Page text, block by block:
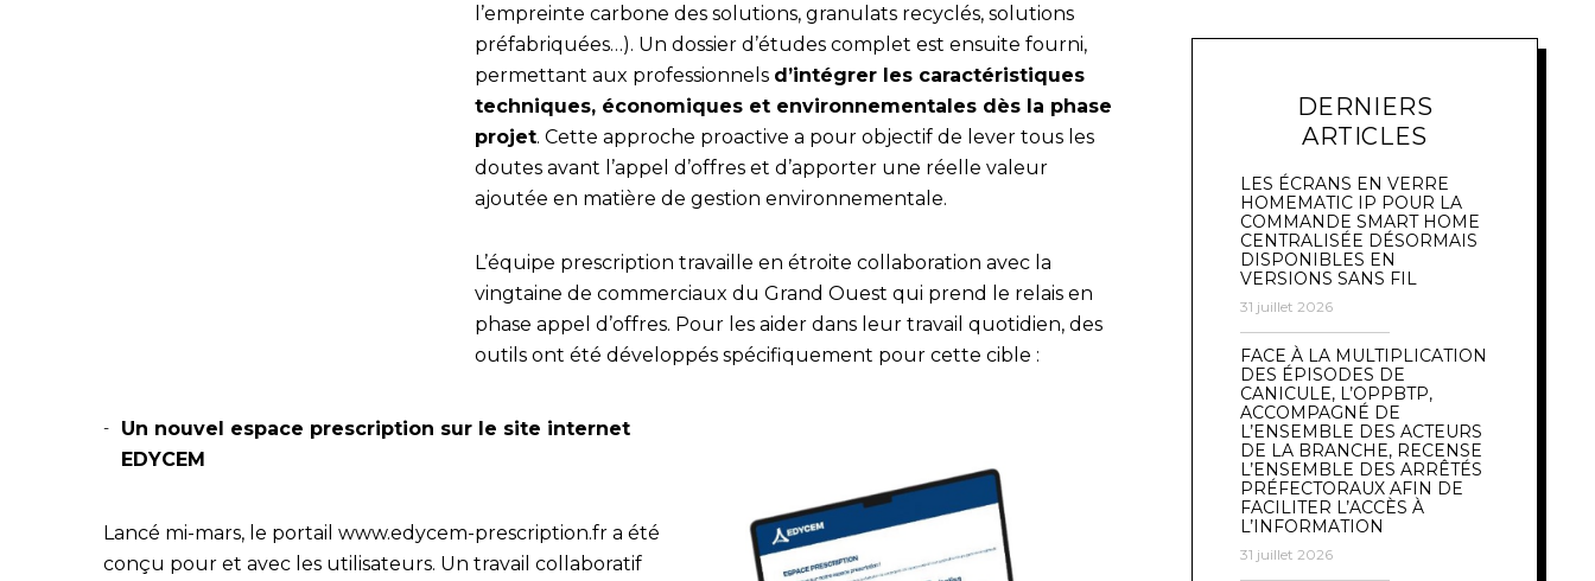
l’empreinte carbone des solutions, granulats recyclés, solutions
préfabriquées…). Un dossier d’études complet est ensuite fourni,
permettant aux professionnels d’intégrer les caractéristiques
techniques, économiques et environnementales dès la phase
projet. Cette approche proactive a pour objectif de lever tous les
doutes avant l’appel d’offres et d’apporter une réelle valeur
ajoutée en matière de gestion environnementale.
L’équipe prescription travaille en étroite collaboration avec la
vingtaine de commerciaux du Grand Ouest qui prend le relais en
phase appel d’offres. Pour les aider dans leur travail quotidien, des
outils ont été développés spécifiquement pour cette cible :
Un nouvel espace prescription sur le site internet
EDYCEM
Lancé mi-mars, le portail www.edycem-prescription.fr a été
conçu pour et avec les utilisateurs. Un travail collaboratif
DERNIERS
ARTICLES
LES ÉCRANS EN VERRE
HOMEMATIC IP POUR LA
COMMANDE SMART HOME
CENTRALISÉE DÉSORMAIS
DISPONIBLES EN
VERSIONS SANS FIL
31 juillet 2026
FACE À LA MULTIPLICATION
DES ÉPISODES DE
CANICULE, L’OPPBTP,
ACCOMPAGNÉ DE
L’ENSEMBLE DES ACTEURS
DE LA BRANCHE, RECENSE
L’ENSEMBLE DES ARRÊTÉS
PRÉFECTORAUX AFIN DE
FACILITER L’ACCÈS À
L’INFORMATION
31 juillet 2026